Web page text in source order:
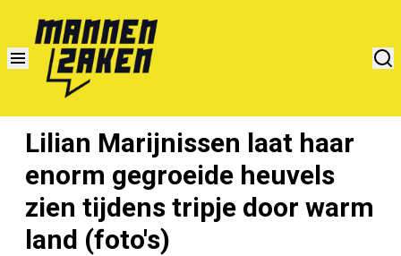
Lilian Marijnissen laat haar
enorm gegroeide heuvels
zien tijdens tripje door warm
land (foto's)